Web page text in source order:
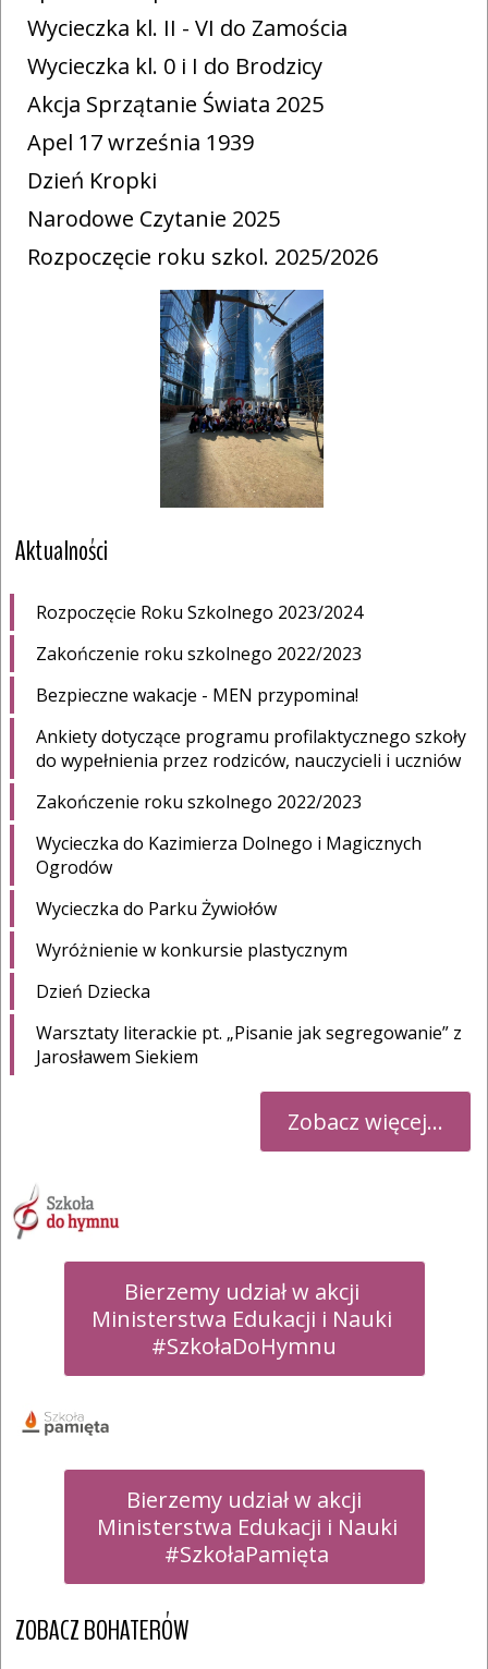
Wycieczka kl. II - VI do Zamościa
Wycieczka kl. 0 i I do Brodzicy
Akcja Sprzątanie Świata 2025
Apel 17 września 1939
Dzień Kropki
Narodowe Czytanie 2025
Rozpoczęcie roku szkol. 2025/2026
Aktualności
Rozpoczęcie Roku Szkolnego 2023/2024
Zakończenie roku szkolnego 2022/2023
Bezpieczne wakacje - MEN przypomina!
Ankiety dotyczące programu profilaktycznego szkoły
do wypełnienia przez rodziców, nauczycieli i uczniów
Zakończenie roku szkolnego 2022/2023
Wycieczka do Kazimierza Dolnego i Magicznych
Ogrodów
Wycieczka do Parku Żywiołów
Wyróżnienie w konkursie plastycznym
Dzień Dziecka
Warsztaty literackie pt. „Pisanie jak segregowanie” z
Jarosławem Siekiem
Zobacz więcej...
Bierzemy udział w akcji
Ministerstwa Edukacji i Nauki
#SzkołaDoHymnu
Bierzemy udział w akcji
#SzkołaPamięta
ZOBACZ BOHATERÓW